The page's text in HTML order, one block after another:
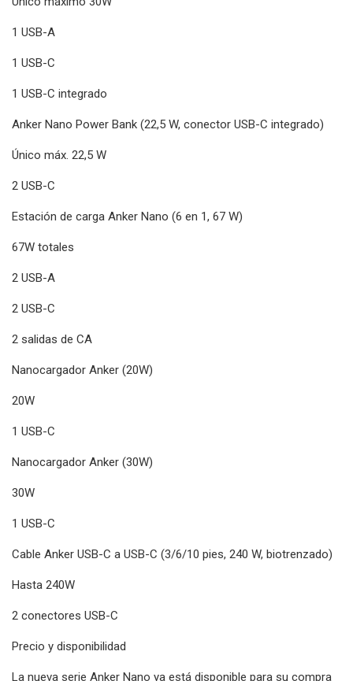
1 USB-A
1 USB-C
1 USB-C integrado
Anker Nano Power Bank (22,5 W, conector USB-C integrado)
Único máx. 22,5 W
2 USB-C
Estación de carga Anker Nano (6 en 1, 67 W)
67W totales
2 USB-A
2 USB-C
2 salidas de CA
Nanocargador Anker (20W)
20W
1 USB-C
Nanocargador Anker (30W)
30W
1 USB-C
Cable Anker USB-C a USB-C (3/6/10 pies, 240 W, biotrenzado)
Hasta 240W
2 conectores USB-C
Precio y disponibilidad
La nueva serie Anker Nano ya está disponible para su compra